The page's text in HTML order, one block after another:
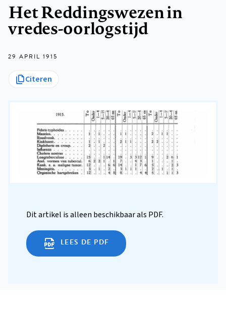
Het Reddingswezen in
vredes-oorlogstijd
29 APRIL 1915
Citeren
Dit artikel is alleen beschikbaar als PDF.
LEES DE PDF